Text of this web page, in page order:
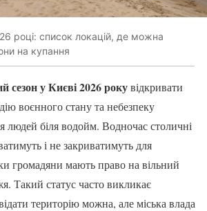
році: список локацій, де можна
на купання
сезон у Києві 2026 рокувідкривати
воєнного стану та небезпеку
людей біля водойм. Водночас столичні
і не закриватимуть для
громадяни мають право на вільний
Такий статус часто викликає
територію можна, але міська влада